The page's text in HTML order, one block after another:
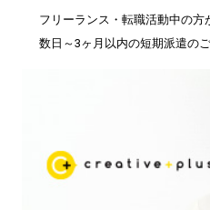
フリーランス・転職活動中の
数日～3ヶ月以内の短期派遣のご